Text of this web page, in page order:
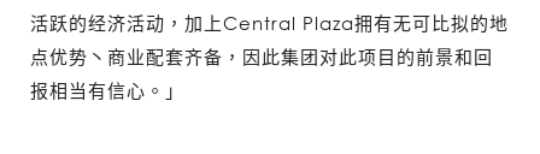
活跃的经济活动，加上Central Plaza拥有无可比拟的地
点优势丶商业配套齐备，因此集团对此项目的前景和回
报相当有信心。」